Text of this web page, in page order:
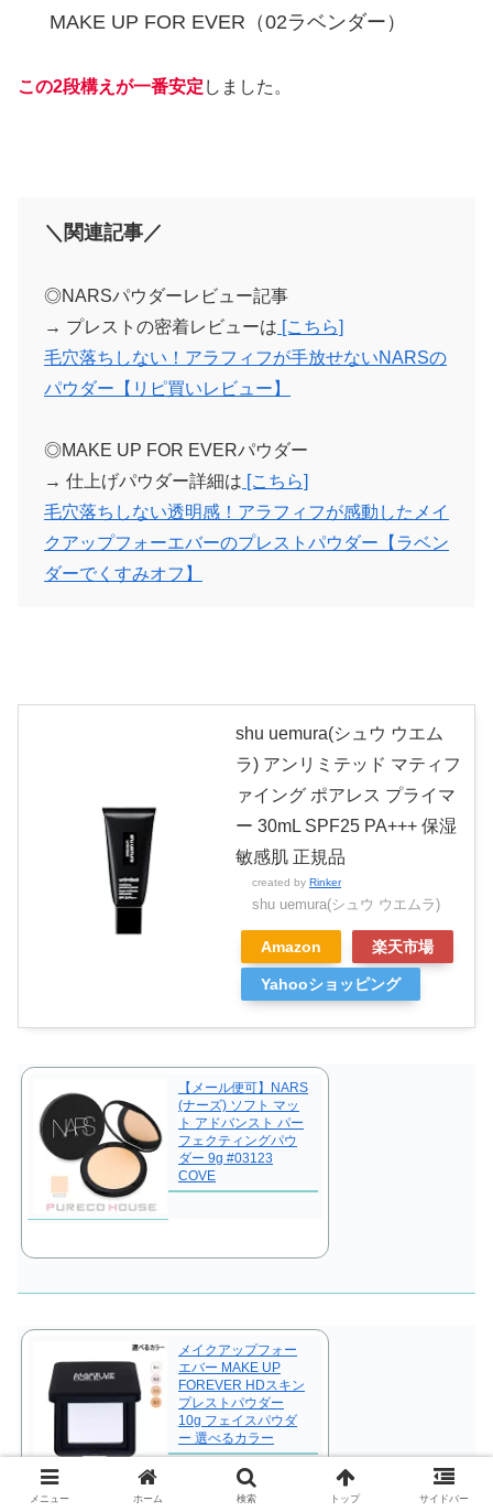
MAKE UP FOR EVER（02ラベンダー）
この2段構えが一番安定 しました。
＼関連記事／
◎NARSパウダーレビュー記事
→ プレストの密着レビューは [こちら]
毛穴落ちしない！アラフィフが手放せないNARSの
パウダー【リピ買いレビュー】
◎MAKE UP FOR EVERパウダー
→ 仕上げパウダー詳細は [こちら]
毛穴落ちしない透明感！アラフィフが感動したメイ
クアップフォーエバーのプレストパウダー【ラベン
ダーでくすみオフ】
shu uemura(シュウ ウエム
ラ) アンリミテッド マティフ
ァイング ポアレス プライマ
ー 30mL SPF25 PA+++ 保湿
敏感肌 正規品
created by Rinker
shu uemura(シュウ ウエムラ)
Amazon 楽天市場
Yahooショッピング
【メール便可】NARS
(ナーズ) ソフト マッ
ト アドバンスト パー
フェクティングパウ
ダー 9g #03123
COVE
メイクアップフォー
エバー MAKE UP
FOREVER HDスキン
プレストパウダー
10g フェイスパウダ
ー 選べるカラー
メニュー ホーム 検索 トップ サイドバー